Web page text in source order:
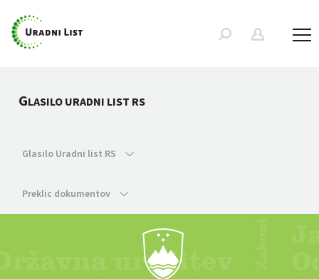
GLASILO URADNI LIST RS
Glasilo Uradni list RS
Preklic dokumentov